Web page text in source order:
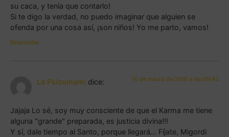
su caca, y tenía que contarlo!
Si te digo la verdad, no puedo imaginar que alguien se
ofenda por una cosa así, ¡son niños! Yo me parto, vamos!
Responder
La Psicomami dice: 10 de marzo de 2016 a las 09:43
Jajaja Lo sé, soy muy consciente de que el Karma me tiene
alguna "grande" preparada, es justicia divina!!!
Y sí, dale tiempo al Santo, porque llegará… Fíjate, Migordi